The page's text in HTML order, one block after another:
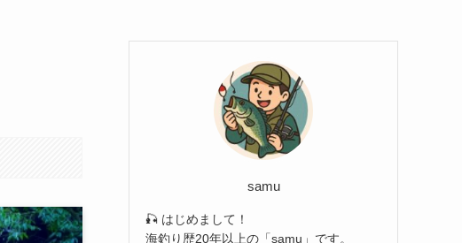
samu
🎣 はじめまして！
海釣り歴20年以上の「samu」です。